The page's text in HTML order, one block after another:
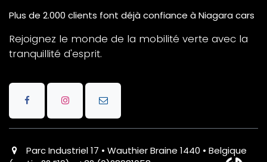
Plus de 2.000 clients font déjà confiance à Niagara cars
Rejoignez le monde de la mobilité verte avec la
tranquillité d'esprit.
Parc Industriel 17 • Wauthier Braine 1440 • Belgique